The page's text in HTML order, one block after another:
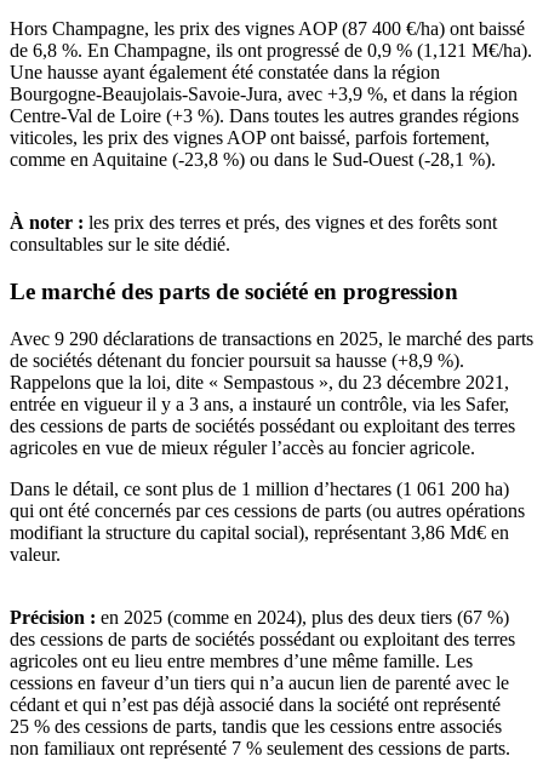
Hors Champagne, les prix des vignes AOP (87 400 €/ha) ont baissé
de 6,8 %. En Champagne, ils ont progressé de 0,9 % (1,121 M€/ha).
Une hausse ayant également été constatée dans la région
Bourgogne-Beaujolais-Savoie-Jura, avec +3,9 %, et dans la région
Centre-Val de Loire (+3 %). Dans toutes les autres grandes régions
viticoles, les prix des vignes AOP ont baissé, parfois fortement,
comme en Aquitaine (-23,8 %) ou dans le Sud-Ouest (-28,1 %).
À noter : les prix des terres et prés, des vignes et des forêts sont
consultables surle site dédié.
Le marché des parts de société en progression
Avec 9 290 déclarations de transactions en 2025, le marché des parts
de sociétés détenant du foncier poursuit sa hausse (+8,9 %).
Rappelons que la loi, dite « Sempastous », du 23 décembre 2021,
entrée en vigueur il y a 3 ans, a instauré un contrôle, via les Safer,
des cessions de parts de sociétés possédant ou exploitant des terres
agricoles en vue de mieux réguler l’accès au foncier agricole.
Dans le détail, ce sont plus de 1 million d’hectares (1 061 200 ha)
qui ont été concernés par ces cessions de parts (ou autres opérations
modifiant la structure du capital social), représentant 3,86 Md€ en
valeur.
Précision : en 2025 (comme en 2024), plus des deux tiers (67 %)
des cessions de parts de sociétés possédant ou exploitant des terres
agricoles ont eu lieu entre membres d’une même famille. Les
cessions en faveur d’un tiers qui n’a aucun lien de parenté avec le
cédant et qui n’est pas déjà associé dans la société ont représenté
25 % des cessions de parts, tandis que les cessions entre associés
non familiaux ont représenté 7 % seulement des cessions de parts.